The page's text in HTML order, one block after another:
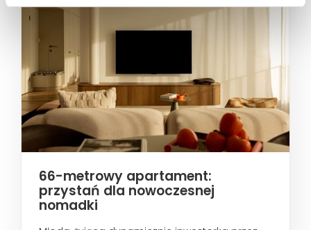
66-metrowy apartament:
przystań dla nowoczesnej
nomadki